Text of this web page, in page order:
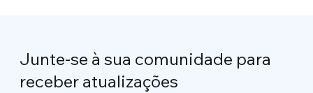
Junte-se à sua comunidade para
receber atualizações